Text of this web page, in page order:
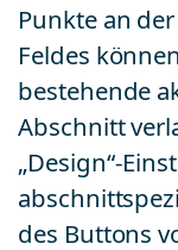
Punkte an
Feldes
bestehende
Abschnitt
„Design“-
des Buttons